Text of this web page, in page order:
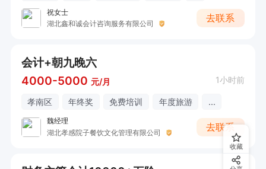
祝女士
湖北鑫和诚会计咨询服务有限公司
去联系
会计+朝九晚六
4000-5000 元/月 1小时前
孝南区 年终奖 免费培训 年度旅游 ...
魏经理
湖北孝感院子餐饮文化管理有限公司
去联系
收藏